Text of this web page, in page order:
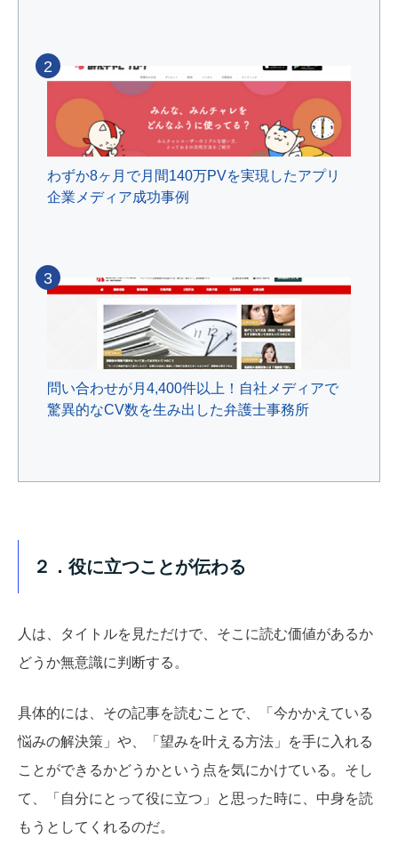
わずか8ヶ月で月間140万PVを実現したアプリ
企業メディア成功事例
2
問い合わせが月4,400件以上！自社メディアで
驚異的なCV数を生み出した弁護士事務所
3
２．役に立つことが伝わる
人は、タイトルを見ただけで、そこに読む価値があるか
どうか無意識に判断する。
具体的には、その記事を読むことで、「今かかえている
悩みの解決策」や、「望みを叶える方法」を手に入れる
ことができるかどうかという点を気にかけている。そし
て、「自分にとって役に立つ」と思った時に、中身を読
もうとしてくれるのだ。